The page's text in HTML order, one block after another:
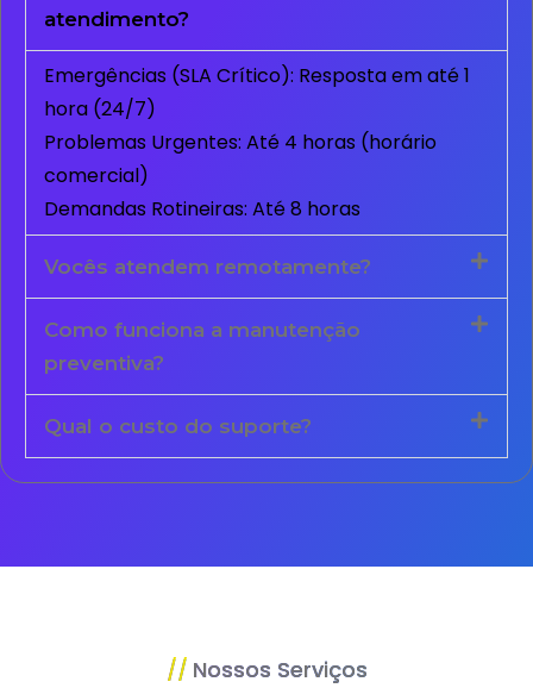
atendimento?
Emergências (SLA Crítico): Resposta em até 1
hora (24/7)
Problemas Urgentes: Até 4 horas (horário
comercial)
Demandas Rotineiras: Até 8 horas
Vocês atendem remotamente?
Como funciona a manutenção
preventiva?
Qual o custo do suporte?
Nossos Serviços